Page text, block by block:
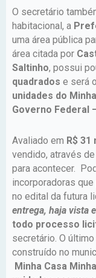
O secretário
habitacional, a
uma área pública
área citada por
Saltinho, possui
quadrados e será
unidades do
Governo Federal
Avaliado em R$
vendido, através
para acontecer.
incorporadoras
no edital da futura
entrega, haja vista
todo processo
secretário. O
construído no
Minha Casa